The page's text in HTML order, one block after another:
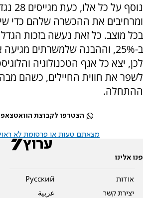
נוסף
ומרחיבים את ההכשרה שלהם כדי
בכל מוצב. כל זאת נעשה בזכות
ב-25%, וההבנה שלמשרתים
לכן, יצא כל אגף הטכנולוגיה
לשפר את חווית החיילים, כשהם
ההתחלה.
הצטרפו לקבוצת הוואטצאפ
מצאתם טעות או פרסומת לא
פנו אלינו
אודות
יצירת קשר
Pусский
عربية